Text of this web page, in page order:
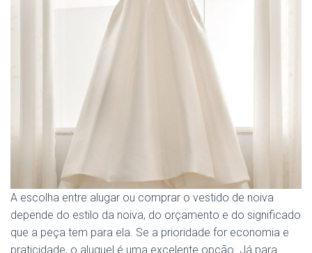
A escolha entre alugar ou comprar o vestido de noiva
depende do estilo da noiva, do orçamento e do significado
que a peça tem para ela. Se a prioridade for economia e
praticidade, o aluguel é uma excelente opção. Já para